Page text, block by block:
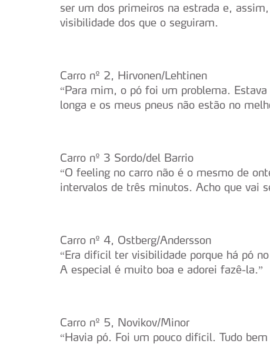
ser um dos primeiros na estrada e,
visibilidade dos que o seguiram.
Carro nº 2, Hirvonen/Lehtinen
“Para mim, o pó foi um problema.
longa e os meus pneus não estão no
Carro nº 3 Sordo/del Barrio
“O feeling no carro não é o mesmo de
intervalos de três minutos. Acho que vai
Carro nº 4, Ostberg/Andersson
“Era difícil ter visibilidade porque há pó
A especial é muito boa e adorei fazê-la.”
Carro nº 5, Novikov/Minor
“Havia pó. Foi um pouco difícil. Tudo